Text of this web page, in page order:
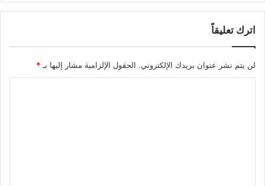
اترك تعليقاً
لن يتم نشر عنوان بريدك الإلكتروني. الحقول الإلزامية مشار إليها بـ *